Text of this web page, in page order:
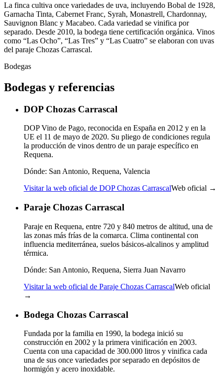
La finca cultiva once variedades de uva, incluyendo Bobal de 1928,
Garnacha Tinta, Cabernet Franc, Syrah, Monastrell, Chardonnay,
Sauvignon Blanc y Macabeo. Cada variedad se vinifica por
separado. Desde 2010, la bodega tiene certificación orgánica. Vinos
como “Las Ocho”, “Las Tres” y “Las Cuatro” se elaboran con uvas
del paraje Chozas Carrascal.
Bodegas
Bodegas y referencias
DOP Chozas Carrascal
DOP Vino de Pago, reconocida en España en 2012 y en la
UE el 11 de mayo de 2020. Su pliego de condiciones regula
la producción de vinos dentro de un paraje específico en
Requena.
Dónde: San Antonio, Requena, Valencia
Visitar la web oficial de DOP Chozas CarrascalWeb oficial →
Paraje Chozas Carrascal
Paraje en Requena, entre 720 y 840 metros de altitud, una de
las zonas más frías de la comarca. Clima continental con
influencia mediterránea, suelos básicos-alcalinos y amplitud
térmica.
Dónde: San Antonio, Requena, Sierra Juan Navarro
Visitar la web oficial de Paraje Chozas CarrascalWeb oficial
→
Bodega Chozas Carrascal
Fundada por la familia en 1990, la bodega inició su
construcción en 2002 y la primera vinificación en 2003.
Cuenta con una capacidad de 300.000 litros y vinifica cada
una de sus once variedades por separado en depósitos de
hormigón y acero inoxidable.